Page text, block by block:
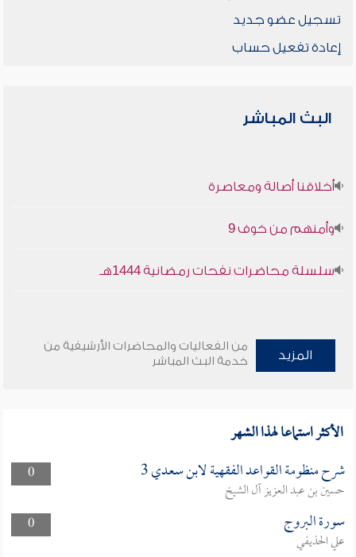
تسجيل عضو جديد
إعادة تفعيل حساب
البث المباشر
أخلاقنا أصالة ومعاصرة
وأمنهم من خوف 9
سلسلة محاضرات نفحات رمضانية 1444هـ
المزيد
من الفعاليات والمحاضرات الأرشيفية من
خدمة البث المباشر
الأكثر استماعا لهذا الشهر
0 شرح منظومة القواعد الفقهية لابن سعدي 3
حسين بن عبد العزيز آل الشيخ
0
سورة البروج
علي الحذيفي